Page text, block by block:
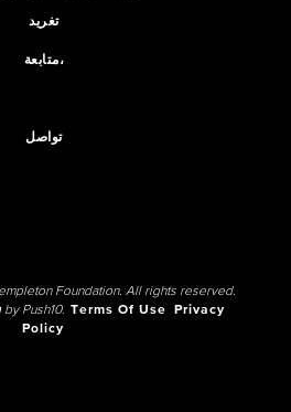
تغريد
متابعة،
تواصل
Foundation. All rights reserved.
by Push10. Terms Of Use
Privacy
Policy